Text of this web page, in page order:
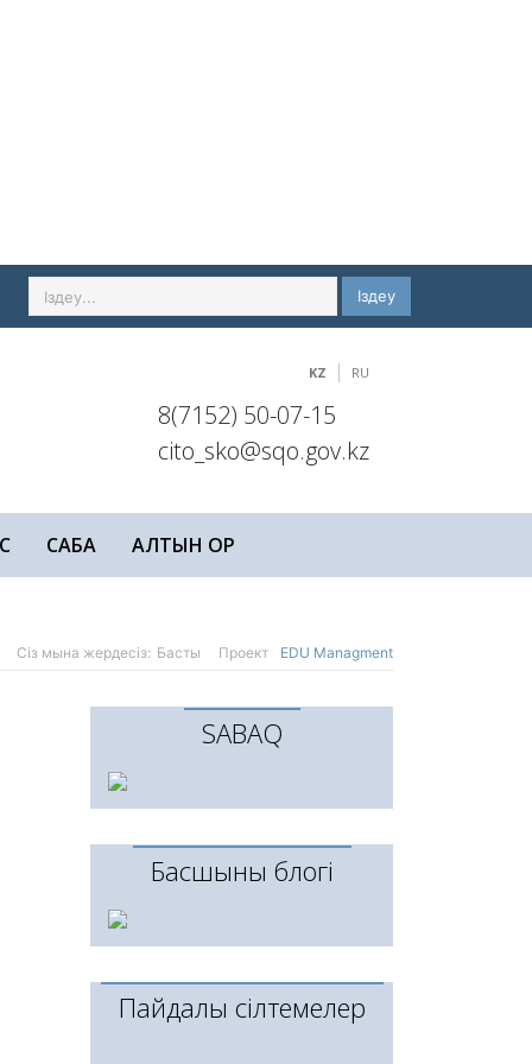
Іздеу
KZ RU
8(7152) 50-07-15
cito_sko@sqo.gov.kz
САБАҚ АЛТЫН ҚОР
Сіз мына жердесіз: Басты Проект EDU Managment
SABAQ
Басшының блогі
Пайдалы сілтемелер